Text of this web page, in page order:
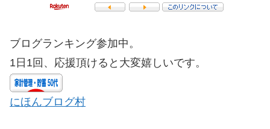
ブログランキング参加中。
1日1回、応援頂けると大変嬉しいです。
にほんブログ村